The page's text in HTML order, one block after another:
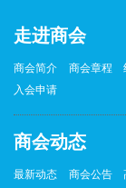
走进商会
商会简介 商会章程
入会申请
商会动态
最新动态 商会公告